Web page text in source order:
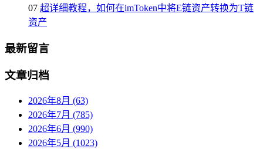
07 超详细教程，如何在imToken中将E链资产转换为T链
资产
最新留言
文章归档
2026年8月 (63)
2026年7月 (785)
2026年6月 (990)
2026年5月 (1023)